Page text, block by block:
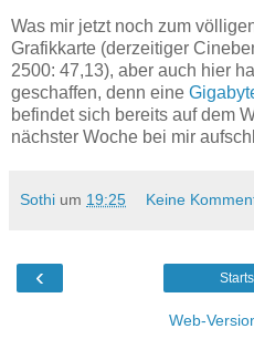
Was mir jetzt noch zum
Grafikkarte (derzeitiger
2500: 47,13), aber auch hier
geschaffen, denn eine
befindet sich bereits auf dem
nächster Woche bei mir
Sothi um 19:25 Keine
‹
Web-